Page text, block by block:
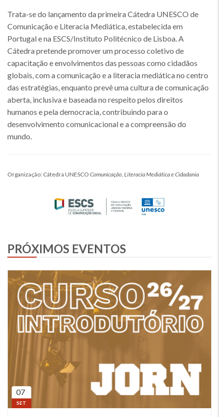
Trata-se do lançamento da primeira Cátedra UNESCO de
Comunicação e Literacia Mediática, estabelecida em
Portugal e na ESCS/Instituto Politécnico de Lisboa. A
Cátedra pretende promover um processo coletivo de
capacitação e envolvimentos das pessoas como cidadãos
globais, com a comunicação e a literacia mediática no centro
das estratégias, enquanto prevê uma cultura de comunicação
aberta, inclusiva e baseada no respeito pelos direitos
humanos e pela democracia, contribuindo para o
desenvolvimento comunicacional e a compreensão do
mundo.
Organização: Cátedra UNESCO Comunicação, Literacia Mediática e Cidadania
PRÓXIMOS EVENTOS
07
SET